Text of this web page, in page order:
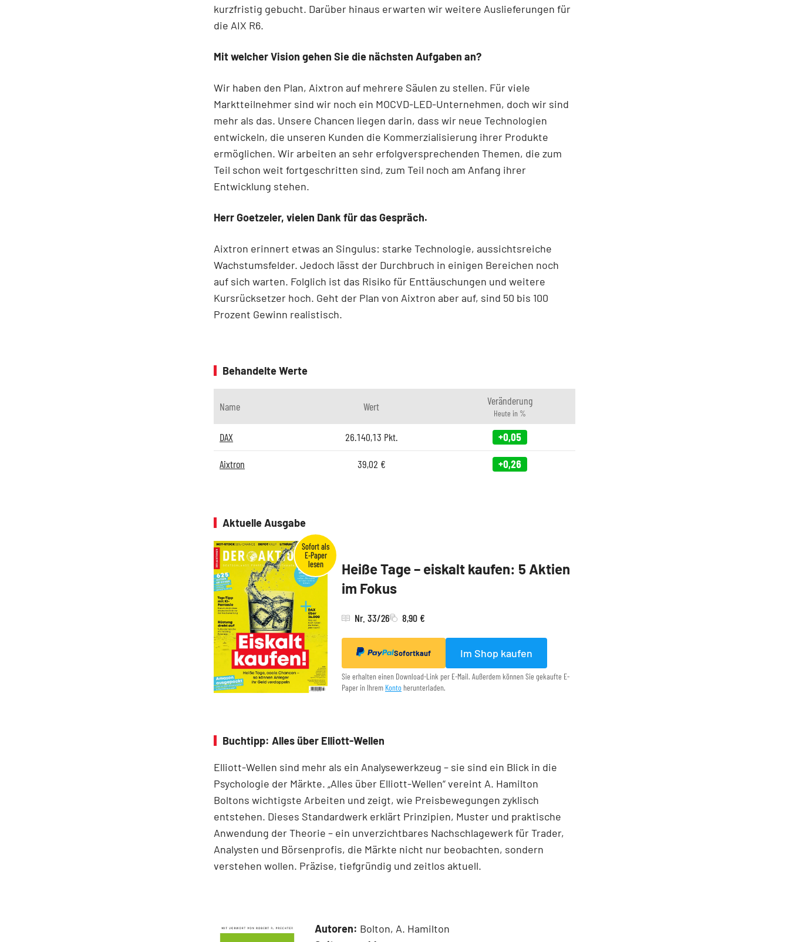
kurzfristig gebucht. Darüber hinaus erwarten wir weitere Auslieferungen für
die AIX R6.
Mit welcher Vision gehen Sie die nächsten Aufgaben an?
Wir haben den Plan, Aixtron auf mehrere Säulen zu stellen. Für viele
Marktteilnehmer sind wir noch ein MOCVD-LED-Unternehmen, doch wir sind
mehr als das. Unsere Chancen liegen darin, dass wir neue Technologien
entwickeln, die unseren Kunden die Kommerzialisierung ihrer Produkte
ermöglichen. Wir arbeiten an sehr erfolgversprechenden Themen, die zum
Teil schon weit fortgeschritten sind, zum Teil noch am Anfang ihrer
Entwicklung stehen.
Herr Goetzeler, vielen Dank für das Gespräch.
Aixtron erinnert etwas an Singulus: starke Technologie, aussichtsreiche
Wachstumsfelder. Jedoch lässt der Durchbruch in einigen Bereichen noch
auf sich warten. Folglich ist das Risiko für Enttäuschungen und weitere
Kursrücksetzer hoch. Geht der Plan von Aixtron aber auf, sind 50 bis 100
Prozent Gewinn realistisch.
Behandelte Werte
Name Wert Veränderung
Heute in %
DAX 26.140,13 Pkt. +0,05
Aixtron 39,02 € +0,26
Aktuelle Ausgabe
Heiße Tage – eiskalt kaufen: 5 Aktien
im Fokus
Nr. 33/26 8,90 €
Sofortkauf Im Shop kaufen
Sie erhalten einen Download-Link per E-Mail. Außerdem können Sie gekaufte E-
Paper in Ihrem Konto herunterladen.
Buchtipp: Alles über Elliott-Wellen
Elliott-Wellen sind mehr als ein Analysewerkzeug – sie sind ein Blick in die
Psychologie der Märkte. „Alles über Elliott-Wellen“ vereint A. Hamilton
Boltons wichtigste Arbeiten und zeigt, wie Preisbewegungen zyklisch
entstehen. Dieses Standardwerk erklärt Prinzipien, Muster und praktische
Anwendung der Theorie – ein unverzichtbares Nachschlagewerk für Trader,
Analysten und Börsenprofis, die Märkte nicht nur beobachten, sondern
verstehen wollen. Präzise, tiefgründig und zeitlos aktuell.
Autoren: Bolton, A. Hamilton